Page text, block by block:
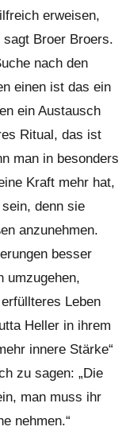
erweisen,
sagt Broer Broers.
nach den
einen ist das ein
ein Austausch
Ritual, das ist
man in besonders
Kraft mehr hat,
denn sie
anzunehmen.
besser
umzugehen,
Leben
Heller in ihrem
innere Stärke“
zu sagen: „Die
man muss ihr
nehmen.“